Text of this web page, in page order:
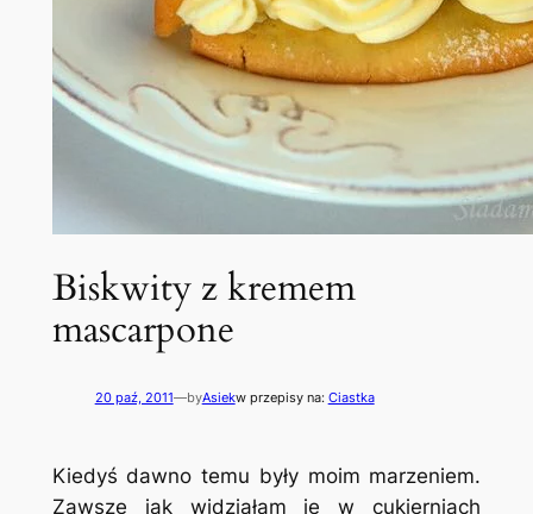
Biskwity z kremem
mascarpone
20 paź, 2011—byAsiekw przepisy na: Ciastka
Kiedyś dawno temu były moim marzeniem.
Zawsze jak widziałam je w cukierniach